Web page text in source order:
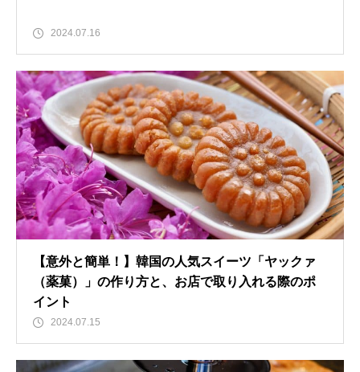
2024.07.16
【意外と簡単！】韓国の人気スイーツ「ヤックァ
（薬菓）」の作り方と、お店で取り入れる際のポ
イント
2024.07.15